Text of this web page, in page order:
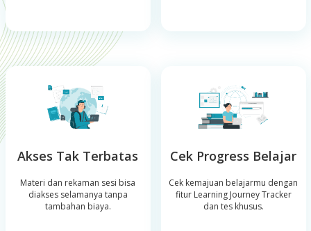
Akses Tak Terbatas
Materi dan rekaman sesi bisa
diakses selamanya tanpa
tambahan biaya.
Cek Progress Belajar
Cek kemajuan belajarmu dengan
fitur Learning Journey Tracker
dan tes khusus.